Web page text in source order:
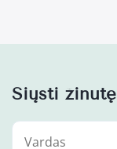
Siųsti žinutę